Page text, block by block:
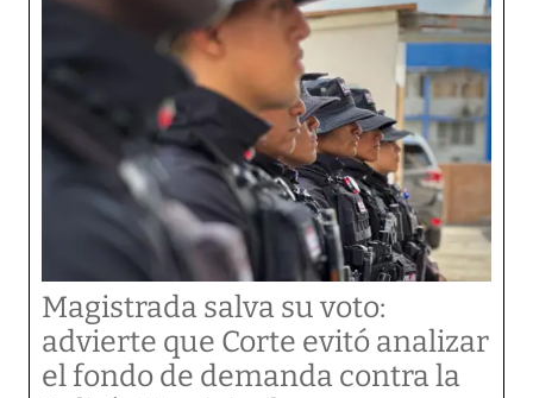
Magistrada salva su voto:
advierte que Corte evitó analizar
el fondo de demanda contra la